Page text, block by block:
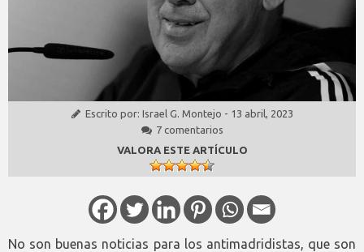
Escrito por: Israel G. Montejo - 13 abril, 2023
7 comentarios
VALORA ESTE ARTÍCULO
No son buenas noticias para los antimadridistas, que son